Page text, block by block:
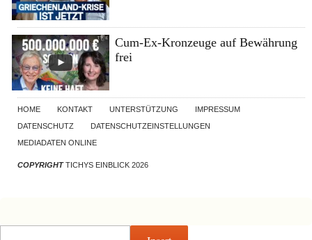
Cum-Ex-Kronzeuge auf Bewährung
frei
HOME KONTAKT UNTERSTÜTZUNG
IMPRESSUM
DATENSCHUTZ
DATENSCHUTZEINSTELLUNGEN
MEDIADATEN ONLINE
COPYRIGHTTICHYS EINBLICK 2026